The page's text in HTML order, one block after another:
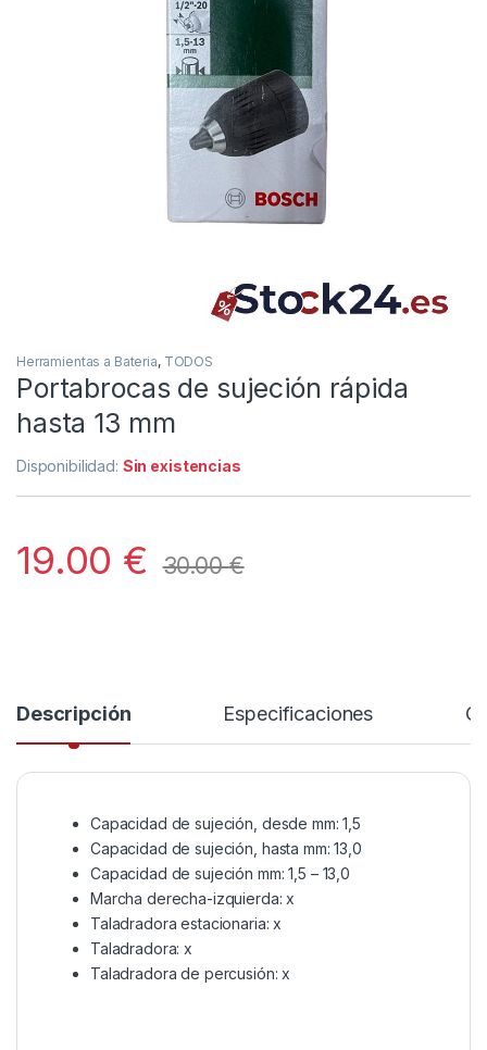
Herramientas a Bateria, TODOS
Portabrocas de sujeción rápida
hasta 13 mm
Disponibilidad: Sin existencias
19.00 € 30.00€
Descripción Especificaciones
Capacidad de sujeción, desde mm: 1,5
Capacidad de sujeción, hasta mm: 13,0
Capacidad de sujeción mm: 1,5 – 13,0
Marcha derecha-izquierda: x
Taladradora estacionaria: x
Taladradora: x
Taladradora de percusión: x